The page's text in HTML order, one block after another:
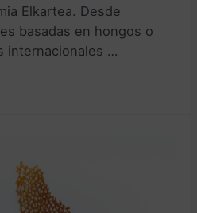
Elkartea. Desde
basadas en hongos o
internacionales …